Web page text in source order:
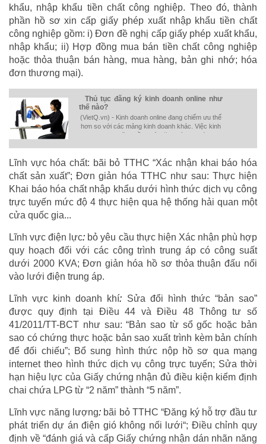
khẩu, nhập khẩu tiền chất công nghiệp. Theo đó, thành
phần hồ sơ xin cấp giấy phép xuất nhập khẩu tiền chất
công nghiệp gồm: i) Đơn đề nghị cấp giấy phép xuất khẩu,
nhập khẩu; ii) Hợp đồng mua bán tiền chất công nghiệp
hoặc thỏa thuận bán hàng, mua hàng, bản ghi nhớ; hóa
đơn thương mại).
Thủ tục đăng ký kinh doanh online như
thế nào?
(VietQ.vn) - Kinh doanh online đang chiếm ưu thế
hơn so với các mảng kinh doanh khác. Việc kinh
doanh online cũng cần phải đăng ký theo trình tự,
Lĩnh vực hóa chất: bãi bỏ TTHC “Xác nhận khai báo hóa
chất sản xuất”; Đơn giản hóa TTHC như sau: Thực hiện
Khai báo hóa chất nhập khẩu dưới hình thức dịch vụ công
trực tuyến mức độ 4 thực hiện qua hệ thống hải quan một
cửa quốc gia...
Lĩnh vực điện lực: bỏ yêu cầu thực hiện Xác nhận phù hợp
quy hoạch đối với các công trình trung áp có công suất
dưới 2000 KVA; Đơn giản hóa hồ sơ thỏa thuận đấu nối
vào lưới điện trung áp.
Lĩnh vực kinh doanh khí: Sửa đổi hình thức “bản sao”
được quy định tại Điều 44 và Điều 48 Thông tư số
41/2011/TT-BCT như sau: “Bản sao từ sổ gốc hoặc bản
sao có chứng thực hoặc bản sao xuất trình kèm bản chính
để đối chiếu”; Bổ sung hình thức nộp hồ sơ qua mạng
internet theo hình thức dịch vụ công trực tuyến; Sửa thời
hạn hiệu lực của Giấy chứng nhận đủ điều kiện kiểm định
chai chứa LPG từ “2 năm” thành “5 năm”.
Lĩnh vực năng lượng: bãi bỏ TTHC “Đăng ký hỗ trợ đầu tư
phát triển dự án điện gió không nối lưới“; Điều chỉnh quy
định về “đánh giá và cấp Giấy chứng nhận dán nhãn năng